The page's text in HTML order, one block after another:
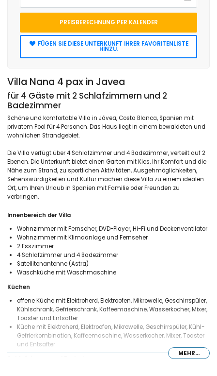
Villa Nana 4 pax in Javea
für 4 Gäste mit 2 Schlafzimmern und 2
Badezimmer
Schöne und komfortable Villa in Jávea, Costa Blanca, Spanien mit
privatem Pool für 4 Personen. Das Haus liegt in einem bewaldeten und
wohnlichen Strandgebiet.
Die Villa verfügt über 4 Schlafzimmer und 4 Badezimmer, verteilt auf 2
Ebenen. Die Unterkunft bietet einen Garten mit Kies. Ihr Komfort und die
Nähe zum Strand, zu sportlichen Aktivitäten, Ausgehmöglichkeiten,
Sehenswürdigkeiten und Kultur machen diese Villa zu einem idealen
Ort, um Ihren Urlaub in Spanien mit Familie oder Freunden zu
verbringen.
Innenbereich der Villa
Wohnzimmer mit Fernseher, DVD-Player, Hi-Fi und Deckenventilator
Wohnzimmer mit Klimaanlage und Fernseher
2 Esszimmer
4 Schlafzimmer und 4 Badezimmer
Satellitenantenne (Astra)
Waschküche mit Waschmaschine
Küchen
offene Küche mit Elektroherd, Elektroofen, Mikrowelle, Geschirrspüler,
Kühlschrank, Gefrierschrank, Kaffeemaschine, Wasserkocher, Mixer,
Toaster und Entsafter
Küche mit Elektroherd, Elektroofen, Mikrowelle, Geschirrspüler, Kühl-
Gefrierkombination, Kaffeemaschine, Wasserkocher, Mixer, Toaster
und Entsafter
MEHR...
PREISBERECHNUNG PER KALENDER
FÜGEN SIE DIESE UNTERKUNFT IHRER FAVORITENLISTE
HINZU.